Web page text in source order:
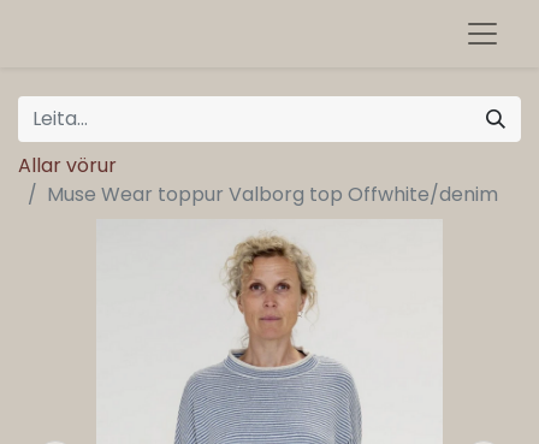
Allar vörur
Muse Wear toppur Valborg top Offwhite/denim